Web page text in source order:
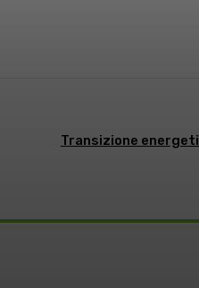
Transizione